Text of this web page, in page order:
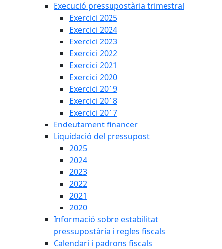
Execució pressupostària trimestral
Exercici 2025
Exercici 2024
Exercici 2023
Exercici 2022
Exercici 2021
Exercici 2020
Exercici 2019
Exercici 2018
Exercici 2017
Endeutament financer
Liquidació del pressupost
2025
2024
2023
2022
2021
2020
Informació sobre estabilitat
pressupostària i regles fiscals
Calendari i padrons fiscals